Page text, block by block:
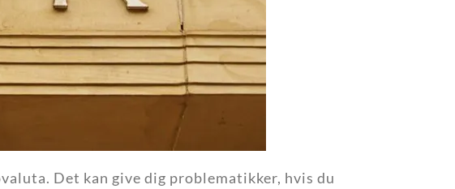
Det kan give dig problematikker, hvis du